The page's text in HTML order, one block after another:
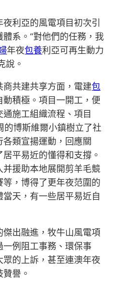
利亞的風電項目初次引
系。“對他們的任務，我
年夜包養利亞可再生動力
說。
共建共享方面，電建包
動積極。項目一開工，便
施工組織流程、項目
博斯維爾小鎮樹立了社
類宣揚運動，回應關
平易近的懂得和支撐。
援助本地展開剪羊毛競
，博得了更年夜范圍的
天，有一些居平易近自
出融進，牧牛山風電項
一例阻工事務、環保事
的上訴，甚至連澳年夜
譽。